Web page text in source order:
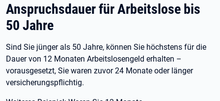
Anspruchsdauer für Arbeitslose bis
50 Jahre
Sind Sie jünger als 50 Jahre, können Sie höchstens für die
Dauer von 12 Monaten Arbeitslosengeld erhalten –
vorausgesetzt, Sie waren zuvor 24 Monate oder länger
versicherungspflichtig.